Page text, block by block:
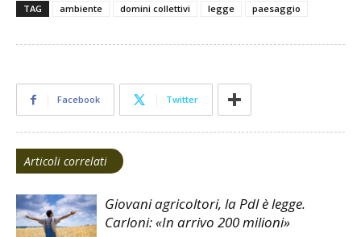
TAG ambiente domini collettivi legge paesaggio
Facebook Twitter
Articoli correlati
Giovani agricoltori, la Pdl è legge.
Carloni: «In arrivo 200 milioni»